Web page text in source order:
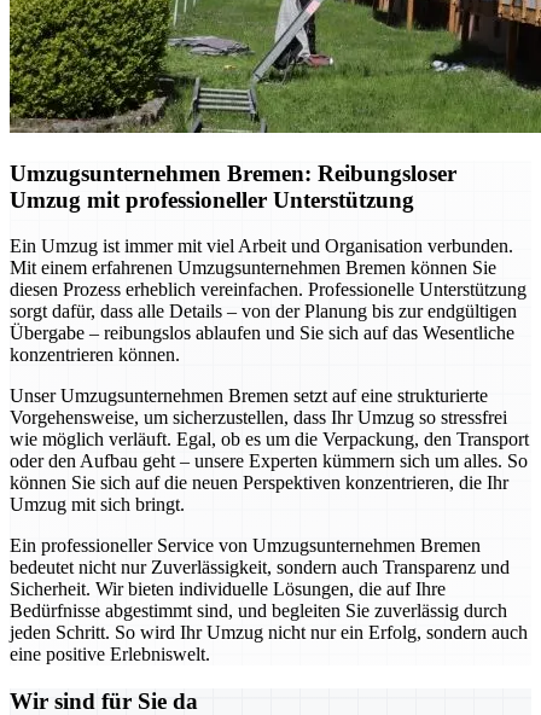
Umzugsunternehmen Bremen: Reibungsloser
Umzug mit professioneller Unterstützung
Ein Umzug ist immer mit viel Arbeit und Organisation verbunden.
Mit einem erfahrenen Umzugsunternehmen Bremen können Sie
diesen Prozess erheblich vereinfachen. Professionelle Unterstützung
sorgt dafür, dass alle Details – von der Planung bis zur endgültigen
Übergabe – reibungslos ablaufen und Sie sich auf das Wesentliche
konzentrieren können.
Unser Umzugsunternehmen Bremen setzt auf eine strukturierte
Vorgehensweise, um sicherzustellen, dass Ihr Umzug so stressfrei
wie möglich verläuft. Egal, ob es um die Verpackung, den Transport
oder den Aufbau geht – unsere Experten kümmern sich um alles. So
können Sie sich auf die neuen Perspektiven konzentrieren, die Ihr
Umzug mit sich bringt.
Ein professioneller Service von Umzugsunternehmen Bremen
bedeutet nicht nur Zuverlässigkeit, sondern auch Transparenz und
Sicherheit. Wir bieten individuelle Lösungen, die auf Ihre
Bedürfnisse abgestimmt sind, und begleiten Sie zuverlässig durch
jeden Schritt. So wird Ihr Umzug nicht nur ein Erfolg, sondern auch
eine positive Erlebniswelt.
Wir sind für Sie da